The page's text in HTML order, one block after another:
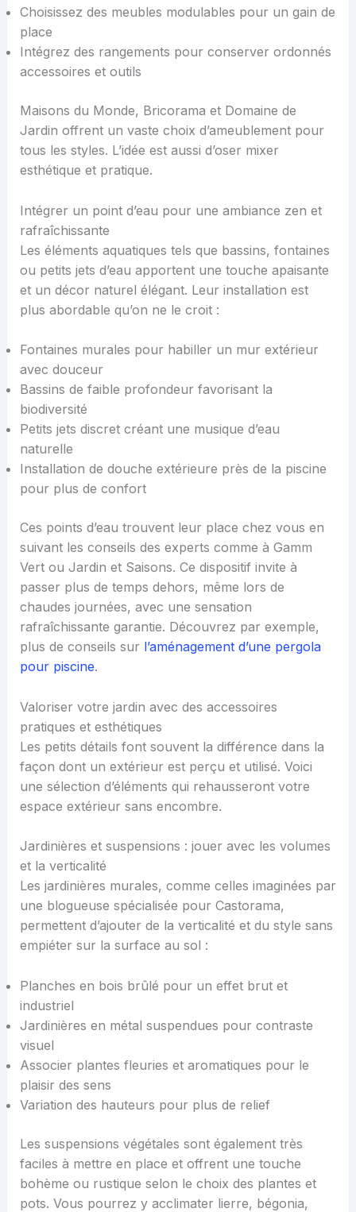
Choisissez des meubles modulables pour un gain de
place
Intégrez des rangements pour conserver ordonnés
accessoires et outils
Maisons du Monde, Bricorama et Domaine de
Jardin offrent un vaste choix d’ameublement pour
tous les styles. L’idée est aussi d’oser mixer
esthétique et pratique.
Intégrer un point d’eau pour une ambiance zen et
rafraîchissante
Les éléments aquatiques tels que bassins, fontaines
ou petits jets d’eau apportent une touche apaisante
et un décor naturel élégant. Leur installation est
plus abordable qu’on ne le croit :
Fontaines murales pour habiller un mur extérieur
avec douceur
Bassins de faible profondeur favorisant la
biodiversité
Petits jets discret créant une musique d’eau
naturelle
Installation de douche extérieure près de la piscine
pour plus de confort
Ces points d’eau trouvent leur place chez vous en
suivant les conseils des experts comme à Gamm
Vert ou Jardin et Saisons. Ce dispositif invite à
passer plus de temps dehors, même lors de
chaudes journées, avec une sensation
rafraîchissante garantie. Découvrez par exemple,
plus de conseils sur l’aménagement d’une pergola
pour piscine.
Valoriser votre jardin avec des accessoires
pratiques et esthétiques
Les petits détails font souvent la différence dans la
façon dont un extérieur est perçu et utilisé. Voici
une sélection d’éléments qui rehausseront votre
espace extérieur sans encombre.
Jardinières et suspensions : jouer avec les volumes
et la verticalité
Les jardinières murales, comme celles imaginées par
une blogueuse spécialisée pour Castorama,
permettent d’ajouter de la verticalité et du style sans
empiéter sur la surface au sol :
Planches en bois brûlé pour un effet brut et
industriel
Jardinières en métal suspendues pour contraste
visuel
Associer plantes fleuries et aromatiques pour le
plaisir des sens
Variation des hauteurs pour plus de relief
Les suspensions végétales sont également très
faciles à mettre en place et offrent une touche
bohème ou rustique selon le choix des plantes et
pots. Vous pourrez y acclimater lierre, bégonia,